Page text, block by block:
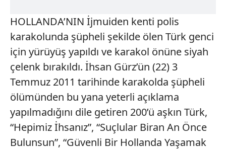
HOLLANDA’NIN İjmuiden kenti polis
karakolunda şüpheli şekilde ölen Türk genci
için yürüyüş yapıldı ve karakol önüne siyah
çelenk bırakıldı. İhsan Gürz’ün (22) 3
Temmuz 2011 tarihinde karakolda şüpheli
ölümünden bu yana yeterli açıklama
yapılmadığını dile getiren 200’ü aşkın Türk,
“Hepimiz İhsanız”, “Suçlular Biran An Önce
Bulunsun”, “Güvenli Bir Hollanda Yaşamak